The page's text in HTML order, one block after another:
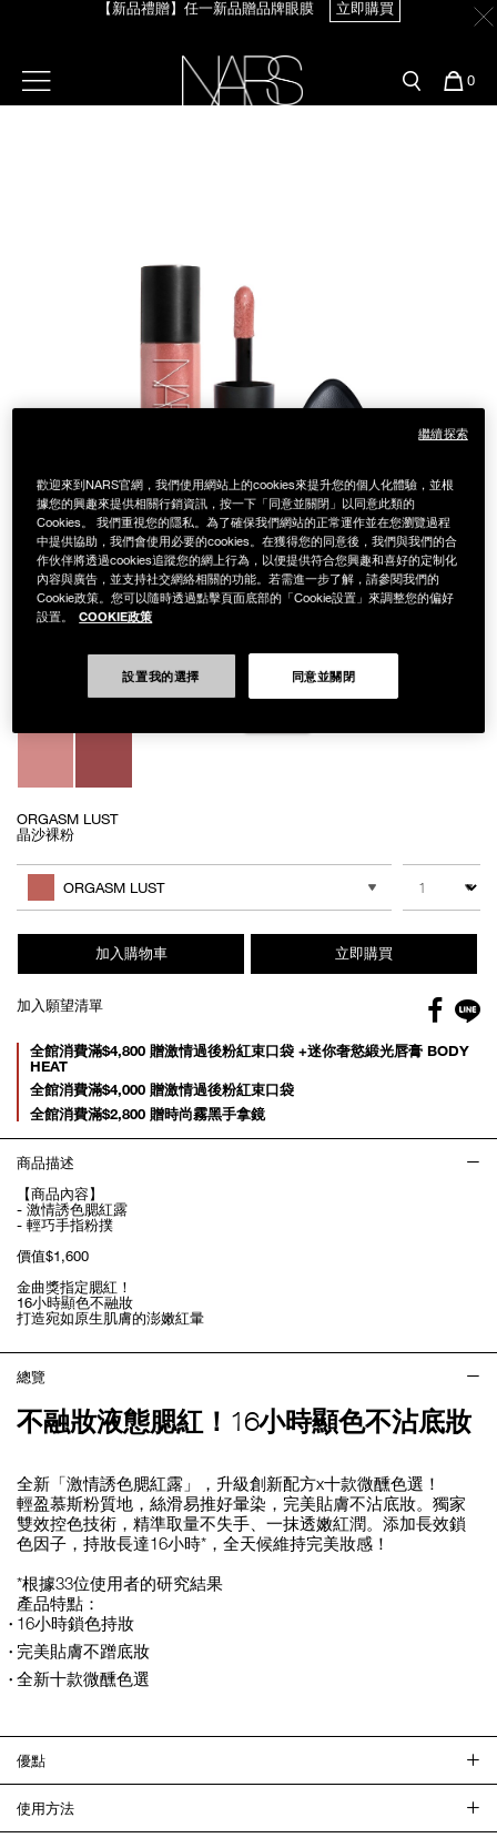
【新品禮贈】任一新品贈品牌眼膜 立即購買
【8.6-8.9 限定】全館最高享14%回饋 立即購買
新客首購輸＜WELCOME＞享9折
選單"
您
0
官網最新活動
預約金曲獎妝容
舊客回購禮遇
彩盤及禮盒組
彩妝服務
彩妝專欄
Details
/zh/
NB000002245
紅毯焦點腮紅露組
NT$1,450
ORGASM LUST
晶沙裸粉
to
cart
Actions
其他色系
ORGASM LUST
數量
加入購物車 立即購買
加入願望清單
Promotions
全館消費滿$4,800 贈激情過後粉紅束口袋 +迷你奢慾緞光唇膏 BODY
HEAT
全館消費滿$4,000 贈激情過後粉紅束口袋
全館消費滿$2,800 贈時尚霧黑手拿鏡
商品描述
【商品內容】
- 激情誘色腮紅露
- 輕巧手指粉撲
價值$1,600
金曲獎指定腮紅！
16小時顯色不融妝
打造宛如原生肌膚的澎嫩紅暈
總覽
不融妝液態腮紅！16小時顯色不沾底妝
全新「激情誘色腮紅露」，升級創新配方x十款微醺色選！
輕盈慕斯粉質地，絲滑易推好暈染，完美貼膚不沾底妝。獨家
雙效控色技術，精準取量不失手、一抹透嫩紅潤。添加長效鎖
色因子，持妝長達16小時*，全天候維持完美妝感！
*根據33位使用者的研究結果
產品特點：
16小時鎖色持妝
完美貼膚不蹭底妝
全新十款微醺色選
優點
使用方法
歡迎來到NARS官網，我們使用網站上的cookies來提升您的個人化體驗，並根
據您的興趣來提供相關行銷資訊，按一下「同意並關閉」以同意此類的
Cookies。 我們重視您的隱私。為了確保我們網站的正常運作並在您瀏覽過程
中提供協助，我們會使用必要的cookies。在獲得您的同意後，我們與我們的合
作伙伴將透過cookies追蹤您的網上行為，以便提供符合您興趣和喜好的定制化
內容與廣告，並支持社交網絡相關的功能。若需進一步了解，請參閱我們的
Cookie政策。您可以隨時透過點擊頁面底部的「Cookie設置」來調整您的偏好
設置。
COOKIE政策
設置我的選擇 同意並關閉
繼續探索